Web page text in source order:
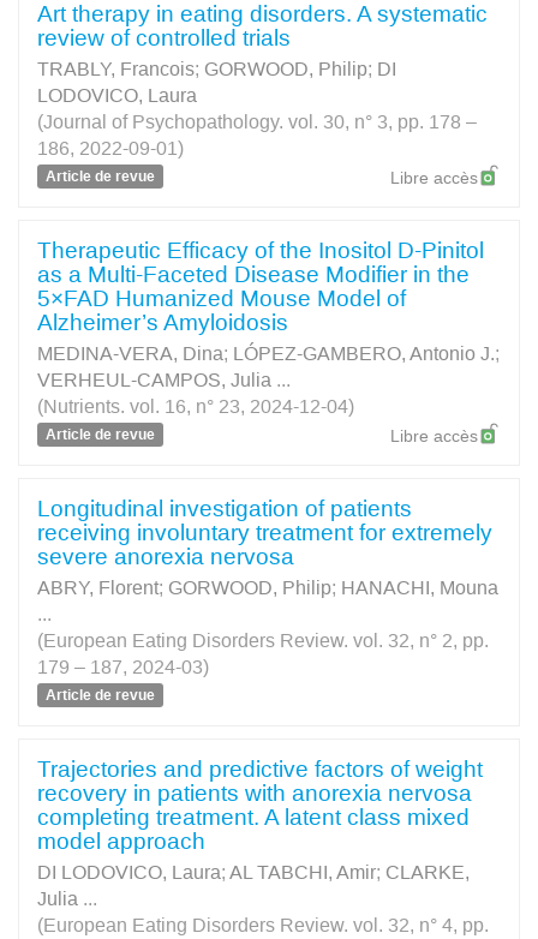
Art therapy in eating disorders. A systematic
review of controlled trials
TRABLY, Francois; GORWOOD, Philip; DI
LODOVICO, Laura
(Journal of Psychopathology. vol. 30, n° 3, pp. 178 –
186, 2022-09-01)
Article de revue Libre accès
Therapeutic Efficacy of the Inositol D-Pinitol
as a Multi-Faceted Disease Modifier in the
5×FAD Humanized Mouse Model of
Alzheimer’s Amyloidosis
MEDINA-VERA, Dina; LÓPEZ-GAMBERO, Antonio J.;
VERHEUL-CAMPOS, Julia ...
(Nutrients. vol. 16, n° 23, 2024-12-04)
Article de revue Libre accès
Longitudinal investigation of patients
receiving involuntary treatment for extremely
severe anorexia nervosa
ABRY, Florent; GORWOOD, Philip; HANACHI, Mouna
...
(European Eating Disorders Review. vol. 32, n° 2, pp.
179 – 187, 2024-03)
Article de revue
Trajectories and predictive factors of weight
recovery in patients with anorexia nervosa
completing treatment. A latent class mixed
model approach
DI LODOVICO, Laura; AL TABCHI, Amir; CLARKE,
Julia ...
(European Eating Disorders Review. vol. 32, n° 4, pp.